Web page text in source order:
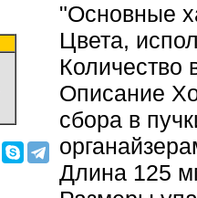
"Основные
Цвета,
Количество
Описание
сбора в
Длина 125